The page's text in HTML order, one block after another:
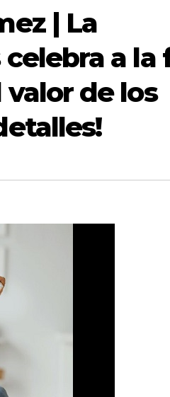
| La
a la
valor de los